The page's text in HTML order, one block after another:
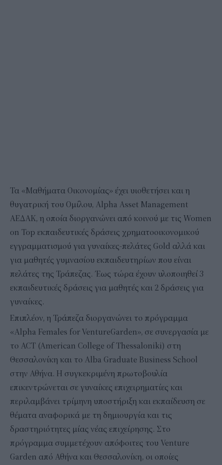
Τα «Μαθήματα Οικονομίας» έχει υιοθετήσει και η
θυγατρική του Ομίλου, Alpha Asset Management
AEΔΑΚ, η οποία διοργανώνει από κοινού με τις Women
on Top εκπαιδευτικές δράσεις χρηματοοικονομικού
εγγραμματισμού για γυναίκες-πελάτες Gold αλλά και
για μαθητές γυμνασίου εκπαιδευτηρίων που είναι
πελάτες της Τράπεζας. Έως τώρα έχουν υλοποιηθεί 3
εκπαιδευτικές δράσεις για μαθητές και 2 δράσεις για
γυναίκες.
Επιπλέον, η Τράπεζα διοργανώνει το πρόγραμμα
«Alpha Females for VentureGarden», σε συνεργασία με
το ACT (American College of Thessaloniki) στη
Θεσσαλονίκη και το Alba Graduate Business School
στην Αθήνα. Η συγκεκριμένη πρωτοβουλία
επικεντρώνεται σε γυναίκες επιχειρηματίες και
περιλαμβάνει τρίμηνη υποστήριξη και εκπαίδευση σε
θέματα αναφορικά με τη δημιουργία και τις
δραστηριότητες μίας νέας επιχείρησης. Στο
πρόγραμμα συμμετέχουν απόφοιτες του Venture
Garden από Αθήνα και Θεσσαλονίκη, οι οποίες